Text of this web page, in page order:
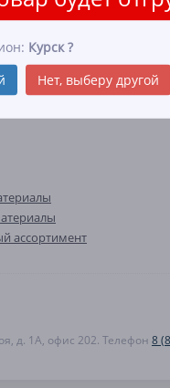
Курск ?
Нет, выберу другой
ассортимент
д. 1А, офис 202. Телефон 8